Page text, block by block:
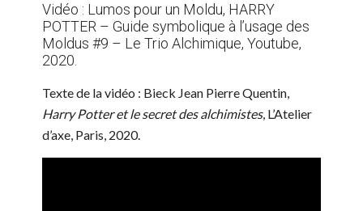
Vidéo : Lumos pour un Moldu, HARRY
POTTER – Guide symbolique à l’usage des
Moldus #9 – Le Trio Alchimique, Youtube,
2020.
Texte de la vidéo : Bieck Jean Pierre Quentin,
Harry Potter et le secret des alchimistes, L’Atelier
d’axe, Paris, 2020.